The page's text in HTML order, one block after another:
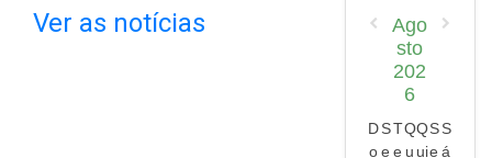
Ver as notícias
Ago
sto
202
6
D
o
S
e
T
e
Q
u
Q
ui
S
e
S
á